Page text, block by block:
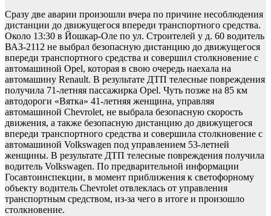
Сразу две аварии произошли вчера по причине несоблюдения
дистанции до движущегося впереди транспортного средства.
Около 13:30 в Йошкар-Оле по ул. Строителей у д. 60 водитель
ВАЗ-2112 не выбрал безопасную дистанцию до движущегося
впереди транспортного средства и совершил столкновение с
автомашиной Opel, которая в свою очередь наехала на
автомашину Renault. В результате ДТП телесные повреждения
получила 71-летняя пассажирка Opel. Чуть позже на 85 км
автодороги «Вятка» 41-летняя женщина, управляя
автомашиной Chevrolet, не выбрала безопасную скорость
движения, а также безопасную дистанцию до движущегося
впереди транспортного средства и совершила столкновение с
автомашиной Volkswagen под управлением 53-летней
женщины. В результате ДТП телесные повреждения получила
водитель Volkswagen. По предварительной информации
Госавтоинспекции, в момент приближения к светофорному
объекту водитель Chevrolet отвлеклась от управления
транспортным средством, из-за чего в итоге и произошло
столкновение.